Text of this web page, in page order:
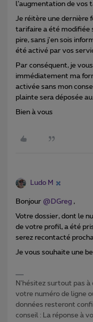
l’augmentation de vos
Je réitère une dernière
tarifaire a été modifiée
pire, sans j'en sois
été activé par vos
Par conséquent, je
immédiatement ma
activée sans mon
plainte sera déposée
Bien à vous
Ludo M
Bonjour ​ @DGreg ,
Votre dossier, dont le
de votre profil, a été
serez recontacté
Je vous souhaite une
N'hésitez surtout pas
votre numéro de ligne
données resteront
conseil : La réponse à